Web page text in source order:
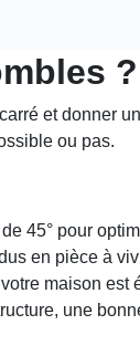
?
et donner
ou pas.
45° pour
en pièce à
maison est
une